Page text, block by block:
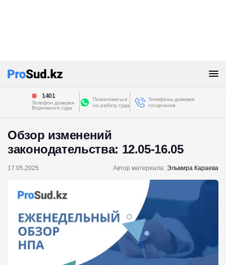
1401
Телефон доверия
Верховного суда
Пожаловаться
на работу суда
Телефоны доверия
госорганов
Обзор изменений
законодательства: 12.05-16.05
17.05.2025 Автор материала: Эльмира Караева